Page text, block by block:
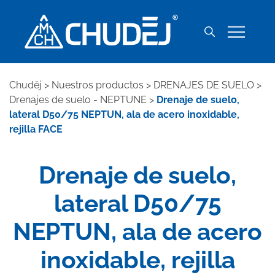
Chuděj > Nuestros productos > DRENAJES DE SUELO >
Drenajes de suelo - NEPTUNE > Drenaje de suelo,
lateral D50/75 NEPTUN, ala de acero inoxidable,
rejilla FACE
Drenaje de suelo,
lateral D50/75
NEPTUN, ala de acero
inoxidable, rejilla